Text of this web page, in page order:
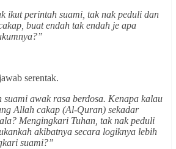
ikut perintah suami, tak nak peduli dan
buat endah tak endah je apa
serentak.
awak rasa berdosa. Kenapa kalau
Allah cakap (Al-Quran) sekadar
Mengingkari Tuhan, tak nak peduli
akibatnya secara logiknya lebih
suami?”